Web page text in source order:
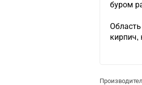
буром
кирпич,